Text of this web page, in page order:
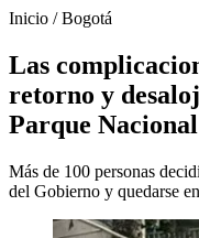
Inicio /Bogotá
Las
retorno y
Parque Nacional
Más de 100 personas
del Gobierno y quedarse